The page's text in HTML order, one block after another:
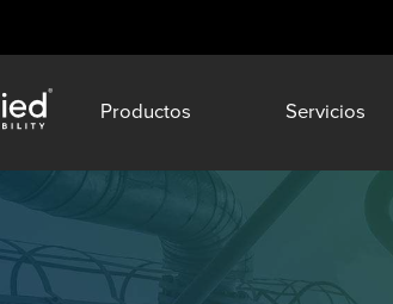
Productos Servicios